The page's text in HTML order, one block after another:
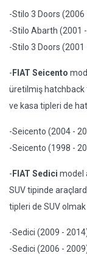
-Stilo 3 Doors (2006
-Stilo Abarth (2001
-Stilo 3 Doors (2001
- FIAT Seicento
üretilmiş hatchback
ve kasa tipleri de
-Seicento (2004 -
-Seicento (1998 -
- FIAT Sedici model
SUV tipinde
tipleri de SUV
-Sedici (2009 -
-Sedici (2006 -